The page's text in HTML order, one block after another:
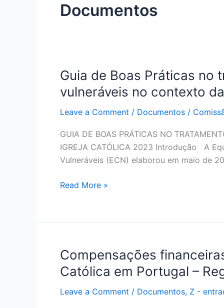
Documentos
Guia de Boas Práticas no
vulneráveis no contexto
Leave a Comment / Documentos /
GUIA DE BOAS PRÁTICAS NO
IGREJA CATÓLICA 2023 Introdução A
Vulneráveis (ECN) elaborou em maio de
Guia
Boas
Práticas
tratamento
de
casos
abuso
adultos
vulneráveis
contexto
Read More »
Compensações
Católica em Portugal –
Leave a Comment / Documentos, Z -
Compensações
financeiras
às
vítimas